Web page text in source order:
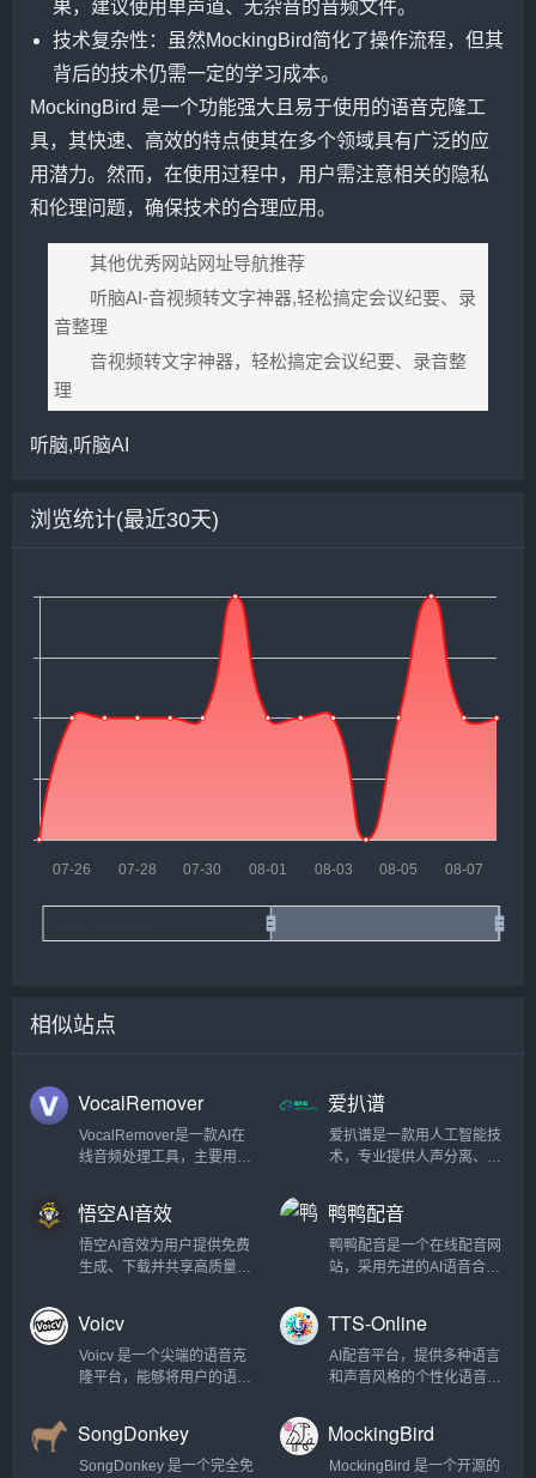
果，建议使用单声道、无杂音的音频文件。
技术复杂性：虽然MockingBird简化了操作流程，但其
背后的技术仍需一定的学习成本。
MockingBird 是一个功能强大且易于使用的语音克隆工
具，其快速、高效的特点使其在多个领域具有广泛的应
用潜力。然而，在使用过程中，用户需注意相关的隐私
和伦理问题，确保技术的合理应用。
其他优秀网站网址导航推荐
听脑AI-音视频转文字神器,轻松搞定会议纪要、录
音整理
音视频转文字神器，轻松搞定会议纪要、录音整
理
听脑,听脑AI
浏览统计(最近30天)
相似站点
VocalRemover
VocalRemover是一款AI在
线音频处理工具，主要用于
能够高效地识别并去除音频
文件中的人声部分，同时保
留背景音乐的清晰度和音
质。...
爱扒谱
爱扒谱是一款用人工智能技
术，专业提供人声分离、在
转五线谱、在线MP3转MIDI
格式服务，无损音频提取就
找爱扒谱网...
悟空AI音效
悟空AI音效为用户提供免费
生成、下载并共享高质量音
影视、游戏、VR/AR、动画
等多场景应用，让创作更高
效、更便捷。...
鸭鸭配音
鸭鸭配音是一个在线配音网
站，采用先进的AI语音合成
为短视频创作者量身定制的
视频配音网站。...
Voicv
Voicv 是一个尖端的语音克
隆平台，能够将用户的语音
隆、多语言支持、实时处
理、高准确性和跨平台支持
TTS-Online
AI配音平台，提供多种语言
和声音风格的个性化语音合
SongDonkey
SongDonkey 是一个完全免
MockingBird
MockingBird 是一个开源的